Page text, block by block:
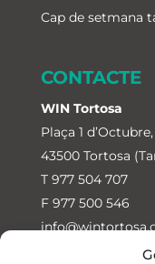
Cap de setmana
CONTACTE
WIN Tortosa
Plaça 1 d’Octubre,
43500 Tortosa
T 977 504 707
F 977 500 546